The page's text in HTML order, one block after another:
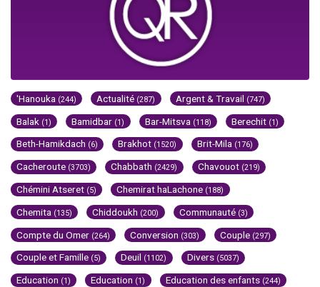
'Hanouka (244) Actualité (287) Argent & Travail (747)
Balak (1) Bamidbar (1) Bar-Mitsva (118) Berechit (1)
Beth-Hamikdach (6) Brakhot (1520) Brit-Mila (176)
Cacheroute (3703) Chabbath (2429) Chavouot (219)
Chémini Atseret (5) Chemirat haLachone (188)
Chemita (135) Chiddoukh (200) Communauté (3)
Compte du Omer (264) Conversion (303) Couple (297)
Couple et Famille (5) Deuil (1102) Divers (5037)
Education (1) Education (1) Education des enfants (244)